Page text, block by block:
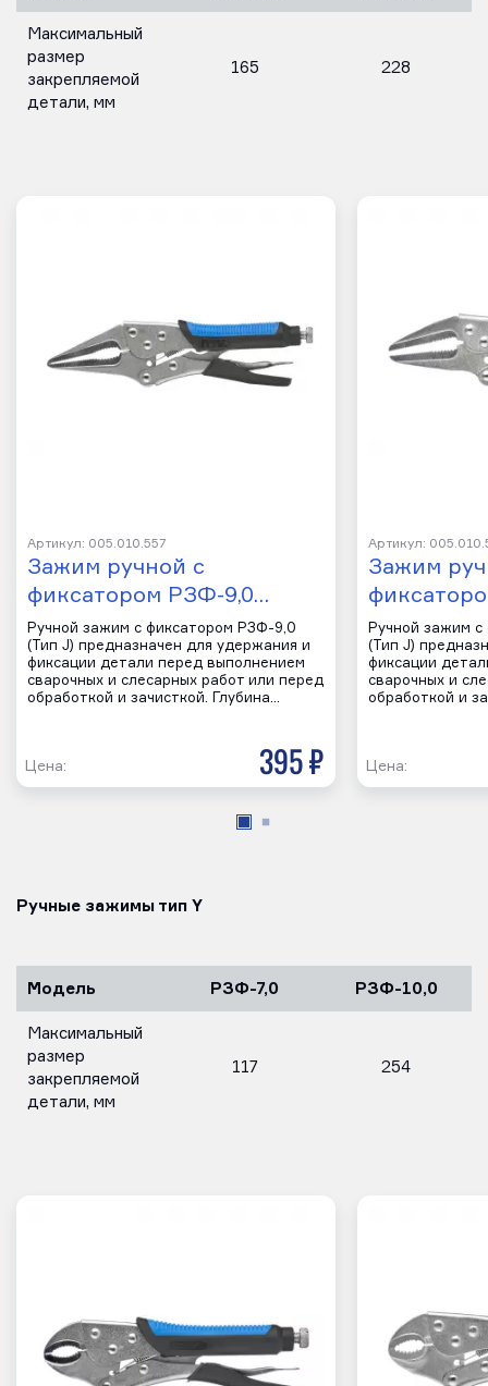
Максимальный
размер
закрепляемой
детали, мм
165 228
Артикул: 005.010.557
Зажим ручной с
фиксатором РЗФ-9,0…
Ручной зажим с фиксатором РЗФ-9,0
(Тип J) предназначен для удержания и
фиксации детали перед выполнением
сварочных и слесарных работ или перед
обработкой и зачисткой. Глубина…
Цена: 395 р
Артикул:
Зажим
Ручной зажим
(Тип J)
фиксации
сварочных и
обработкой и
Цена:
Ручные зажимы тип Y
Модель РЗФ-7,0 РЗФ-10,0
Максимальный
размер
закрепляемой
детали, мм
117 254